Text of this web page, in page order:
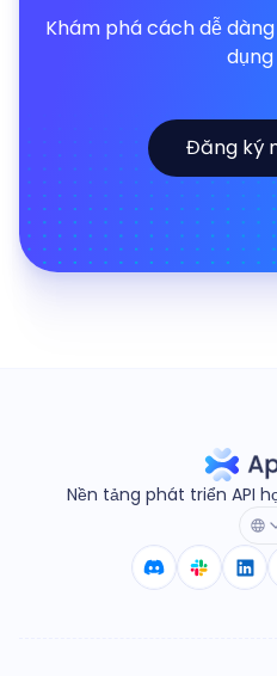
Khám phá cách dễ
dụng
Đăng ký
Nền tảng phát triển API